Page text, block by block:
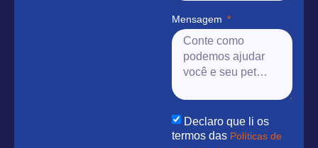
Mensagem
Declaro que li os
termos das Políticas de